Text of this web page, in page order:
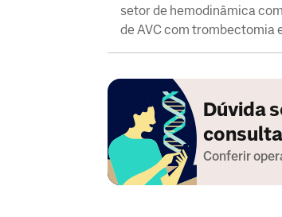
setor de hemodinâmica
de AVC com trombectomia
Dúvida
Conferir